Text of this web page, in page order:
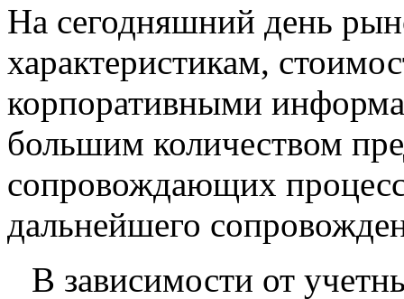
На сегодняшний день
характеристикам,
корпоративными
большим количеством
сопровождающих
дальнейшего
В зависимости от